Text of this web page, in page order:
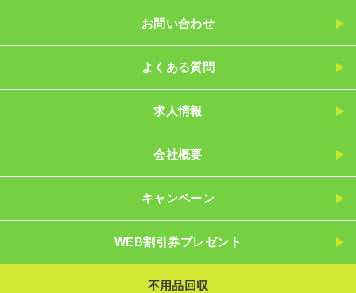
お問い合わせ
よくある質問
求人情報
会社概要
キャンペーン
WEB割引券プレゼント
不用品回収